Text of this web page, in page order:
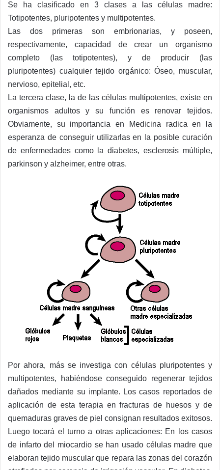
Se ha clasificado en 3 clases a las células madre:
Totipotentes, pluripotentes y multipotentes.
Las dos primeras son embrionarias, y poseen,
respectivamente, capacidad de crear un organismo
completo (las totipotentes), y de producir (las
pluripotentes) cualquier tejido orgánico: Óseo, muscular,
nervioso, epitelial, etc.
La tercera clase, la de las células multipotentes, existe en
organismos adultos y su función es renovar tejidos.
Obviamente, su importancia en Medicina radica en la
esperanza de conseguir utilizarlas en la posible curación
de enfermedades como la diabetes, esclerosis múltiple,
parkinson y alzheimer, entre otras.
Por ahora, más se investiga con células pluripotentes y
multipotentes, habiéndose conseguido regenerar tejidos
dañados mediante su implante. Los casos reportados de
aplicación de esta terapia en fracturas de huesos y de
quemaduras graves de piel consignan resultados exitosos.
Luego tocará el turno a otras aplicaciones: En los casos
de infarto del miocardio se han usado células madre que
elaboran tejido muscular que repara las zonas del corazón